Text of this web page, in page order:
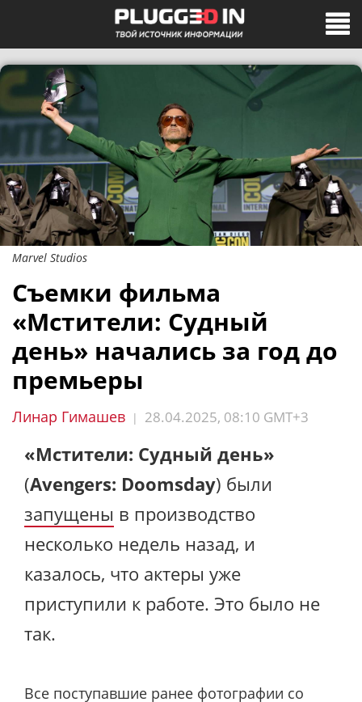
Marvel Studios
Съемки фильма
«Мстители: Судный
день» начались за год до
премьеры
Линар Гимашев | 28.04.2025, 08:10 GMT+3
«Мстители: Судный день»
(Avengers: Doomsday) были
запущены в производство
несколько недель назад, и
казалось, что актеры уже
приступили к работе. Это было не
так.
Все поступавшие ранее фотографии со